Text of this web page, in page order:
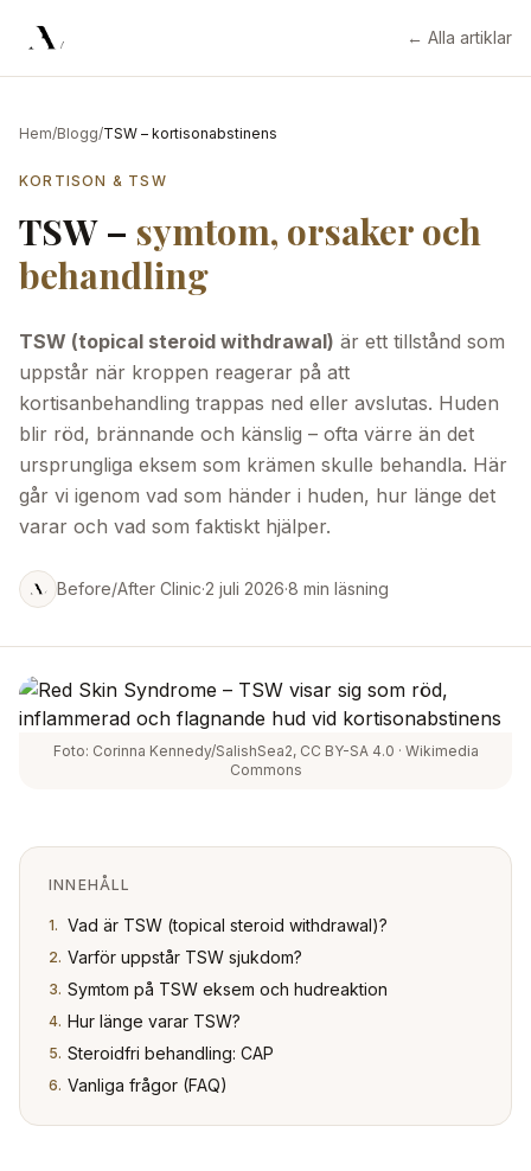
← Alla artiklar
Hem/Blogg/TSW – kortisonabstinens
KORTISON & TSW
TSW – symtom, orsaker och
behandling
TSW (topical steroid withdrawal) är ett tillstånd som
uppstår när kroppen reagerar på att
kortisanbehandling trappas ned eller avslutas. Huden
blir röd, brännande och känslig – ofta värre än det
ursprungliga eksem som krämen skulle behandla. Här
går vi igenom vad som händer i huden, hur länge det
varar och vad som faktiskt hjälper.
Before/After Clinic·2 juli 2026·8 min läsning
Foto: Corinna Kennedy/SalishSea2, CC BY-SA 4.0 · Wikimedia
Commons
INNEHÅLL
1. Vad är TSW (topical steroid withdrawal)?
2. Varför uppstår TSW sjukdom?
3. Symtom på TSW eksem och hudreaktion
4. Hur länge varar TSW?
5. Steroidfri behandling: CAP
6. Vanliga frågor (FAQ)